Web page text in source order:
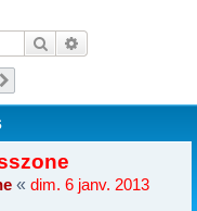
Rechercher
« dim. 6 janv. 2013